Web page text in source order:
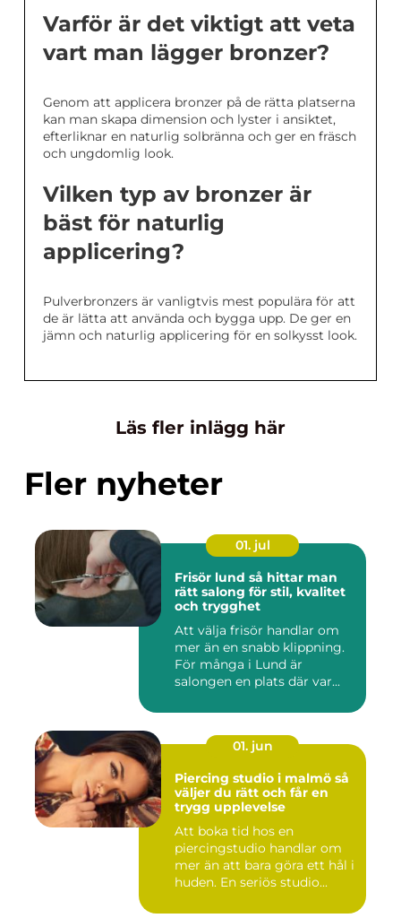
Varför är det viktigt att veta
vart man lägger bronzer?
Genom att applicera bronzer på de rätta platserna
kan man skapa dimension och lyster i ansiktet,
efterliknar en naturlig solbränna och ger en fräsch
och ungdomlig look.
Vilken typ av bronzer är
bäst för naturlig
applicering?
Pulverbronzers är vanligtvis mest populära för att
de är lätta att använda och bygga upp. De ger en
jämn och naturlig applicering för en solkysst look.
Läs fler inlägg här
Fler nyheter
01. jul
Frisör lund så hittar man
rätt salong för stil, kvalitet
och trygghet
Att välja frisör handlar om
mer än en snabb klippning.
För många i Lund är
salongen en plats där var...
01. jun
Piercing studio i malmö så
väljer du rätt och får en
trygg upplevelse
Att boka tid hos en
piercingstudio handlar om
mer än att bara göra ett hål i
huden. En seriös studio...